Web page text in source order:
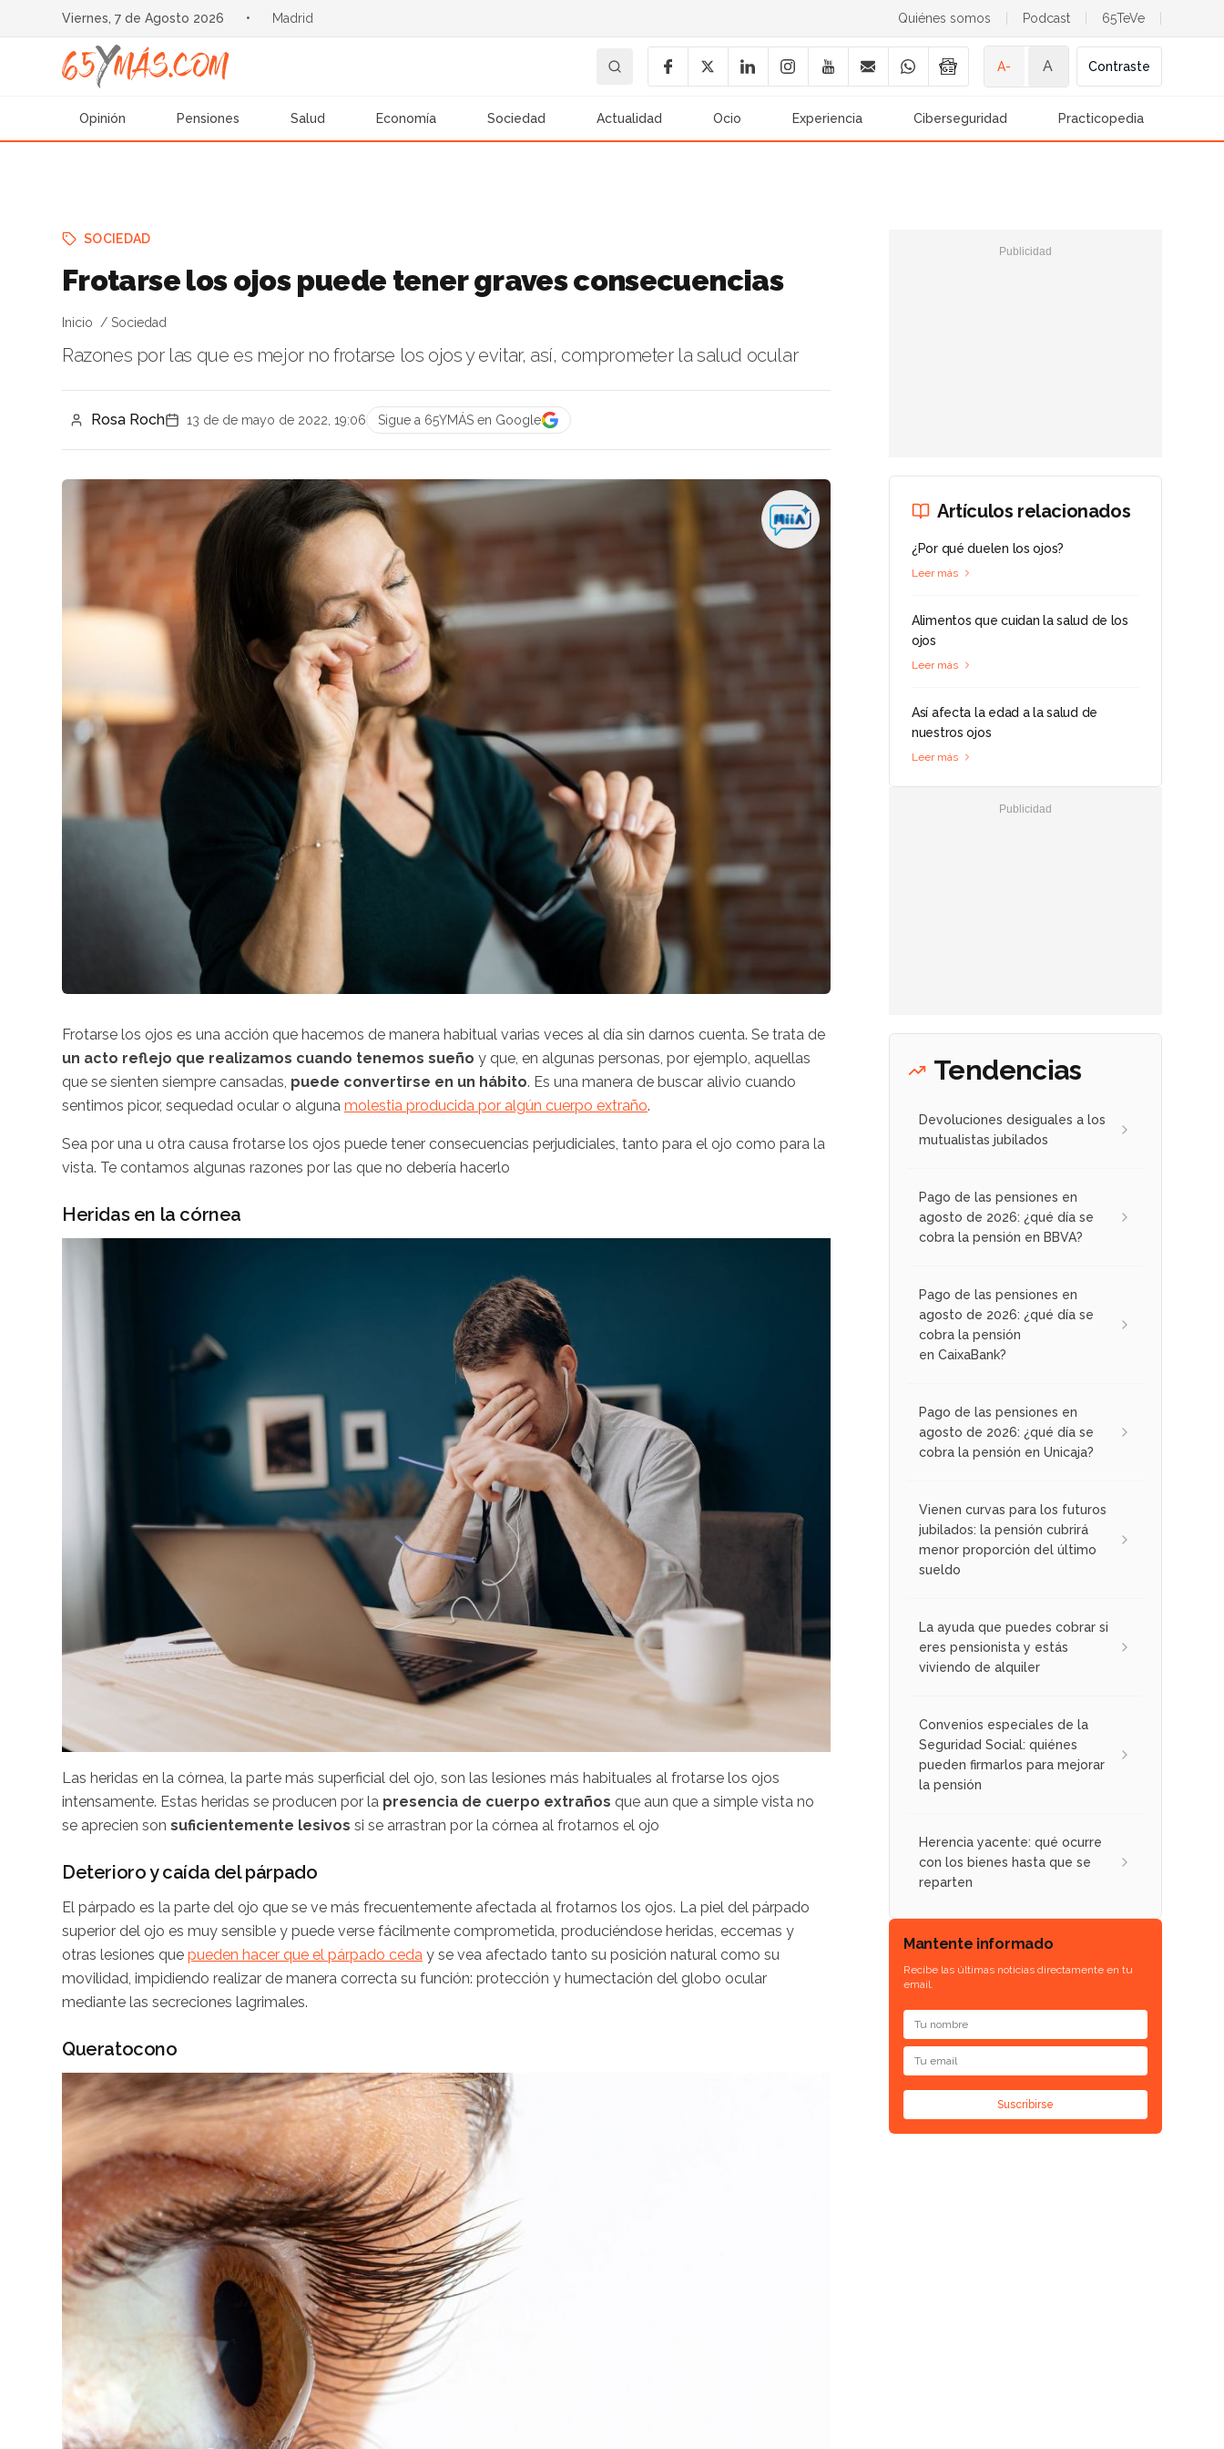
Viernes, 7 de Agosto 2026 • Madrid Quiénes somos Podcast 65TeVe
A- A Contraste
Opinión Pensiones Salud Economía Sociedad Actualidad Ocio Experiencia Ciberseguridad Practicopedia
SOCIEDAD
Frotarse los ojos puede tener graves consecuencias
Inicio Sociedad
Razones por las que es mejor no frotarse los ojos y evitar, así, comprometer la salud ocular
Rosa Roch 13 de de mayo de 2022, 19:06 Sigue a 65YMÁS en Google
Frotarse los ojos es una acción que hacemos de manera habitual varias veces al día sin darnos cuenta. Se trata de
un acto reflejo que realizamos cuando tenemos sueño y que, en algunas personas, por ejemplo, aquellas
que se sienten siempre cansadas, puede convertirse en un hábito. Es una manera de buscar alivio cuando
sentimos picor, sequedad ocular o alguna molestia producida por algún cuerpo extraño.
Sea por una u otra causa frotarse los ojos puede tener consecuencias perjudiciales, tanto para el ojo como para la
vista. Te contamos algunas razones por las que no debería hacerlo
Heridas en la córnea
Las heridas en la córnea, la parte más superficial del ojo, son las lesiones más habituales al frotarse los ojos
intensamente. Estas heridas se producen por la presencia de cuerpo extraños que aun que a simple vista no
se aprecien son suficientemente lesivos si se arrastran por la córnea al frotarnos el ojo
Deterioro y caída del párpado
El párpado es la parte del ojo que se ve más frecuentemente afectada al frotarnos los ojos. La piel del párpado
superior del ojo es muy sensible y puede verse fácilmente comprometida, produciéndose heridas, eccemas y
otras lesiones que pueden hacer que el párpado ceda y se vea afectado tanto su posición natural como su
movilidad, impidiendo realizar de manera correcta su función: protección y humectación del globo ocular
mediante las secreciones lagrimales.
Queratocono
Artículos relacionados
¿Por qué duelen los ojos?
Leer más
Alimentos que cuidan la salud de los
ojos
Leer más
Así afecta la edad a la salud de
nuestros ojos
Leer más
Tendencias
Devoluciones desiguales a los
mutualistas jubilados
Pago de las pensiones en
agosto de 2026: ¿qué día se
cobra la pensión en BBVA?
Pago de las pensiones en
agosto de 2026: ¿qué día se
cobra la pensión
en CaixaBank?
Pago de las pensiones en
agosto de 2026: ¿qué día se
cobra la pensión en Unicaja?
Vienen curvas para los futuros
jubilados: la pensión cubrirá
menor proporción del último
sueldo
La ayuda que puedes cobrar si
eres pensionista y estás
viviendo de alquiler
Convenios especiales de la
Seguridad Social: quiénes
pueden firmarlos para mejorar
la pensión
Herencia yacente: qué ocurre
con los bienes hasta que se
reparten
Mantente informado
Recibe las últimas noticias directamente en tu
email.
Suscribirse